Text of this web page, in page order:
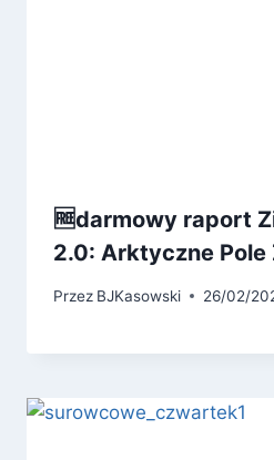
🆓darmowy raport
2.0: Arktyczne Pole
Przez BJKasowski 26/02/